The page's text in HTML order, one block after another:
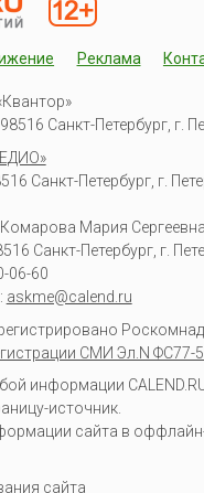
Реклама
Санкт-Петербург, г.
Санкт-Петербург, г.
Комарова Мария Сергеевна
Санкт-Петербург, г.
06-60
askme@calend.ru
СМИ Эл.N ФС77-
информации
источник.
сайта в
сайта